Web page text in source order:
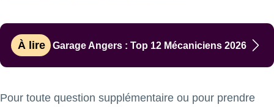
À lire Garage Angers : Top 12 Mécaniciens 2026
Pour toute question supplémentaire ou pour prendre